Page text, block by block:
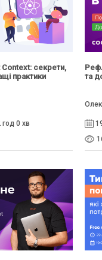
секрети,
практики
год 0 хв
та